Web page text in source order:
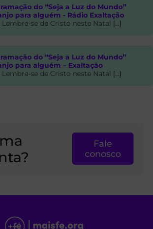
do “Seja a Luz do Mundo”
para alguém - Rádio Exaltação
se de Cristo neste Natal […]
do “Seja a Luz do Mundo”
para alguém – Exaltação
se de Cristo neste Natal […]
Fale
conosco